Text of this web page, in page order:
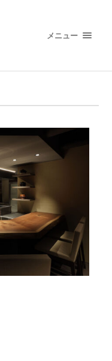
メニュー